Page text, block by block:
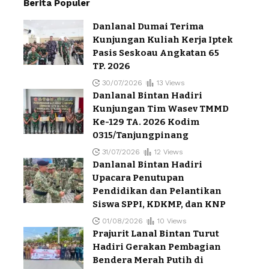
Berita Populer
Danlanal Dumai Terima
Kunjungan Kuliah Kerja Iptek
Pasis Seskoau Angkatan 65
TP. 2026
30/07/2026 13 Views
Danlanal Bintan Hadiri
Kunjungan Tim Wasev TMMD
Ke-129 TA. 2026 Kodim
0315/Tanjungpinang
31/07/2026 12 Views
Danlanal Bintan Hadiri
Upacara Penutupan
Pendidikan dan Pelantikan
Siswa SPPI, KDKMP, dan KNP
01/08/2026 10 Views
Prajurit Lanal Bintan Turut
Hadiri Gerakan Pembagian
Bendera Merah Putih di